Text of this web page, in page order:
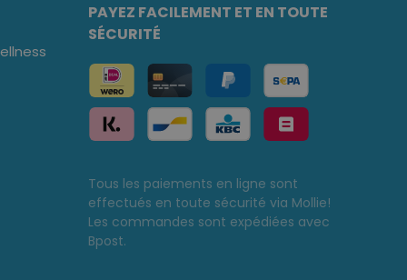
PAYEZ FACILEMENT ET EN TOUTE
SÉCURITÉ
Tous les paiements en ligne sont
effectués en toute sécurité via Mollie!
Les commandes sont expédiées avec
Bpost.